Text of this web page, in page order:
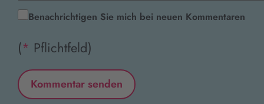
Benachrichtigen Sie mich bei neuen Kommentaren
(* Pflichtfeld)